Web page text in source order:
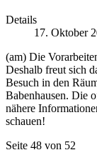
Details
17. Oktober
(am) Die
Deshalb freut sich
Besuch in den
Babenhausen. Die
nähere
schauen!
Seite 48 von 52